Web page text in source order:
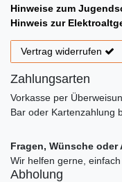
Hinweise zum
Hinweis zur
Vertrag widerrufen
Zahlungsarten
Vorkasse per
Bar oder Kartenzahlung
Fragen, Wünsche oder
Wir helfen gerne, einfach
Abholung